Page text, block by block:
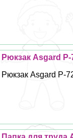
Рюкзак Asgard
Рюкзак Asgard Р-